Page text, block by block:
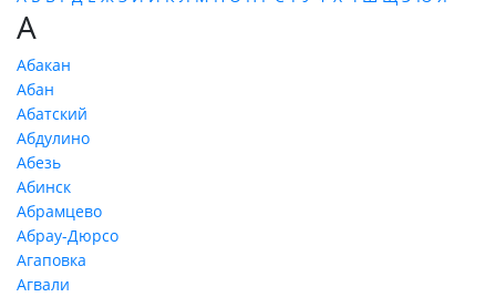
А
Абакан
Абан
Абатский
Абдулино
Абезь
Абинск
Абрамцево
Абрау-Дюрсо
Агаповка
Агвали